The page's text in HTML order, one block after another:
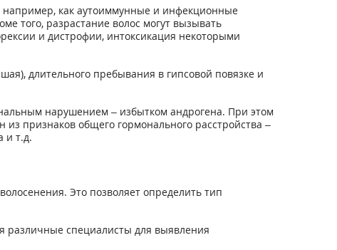
например, как аутоиммунные и инфекционные
того, разрастание волос могут вызывать
и дистрофии, интоксикация некоторыми
длительного пребывания в гипсовой повязке и
нарушением – избытком андрогена. При этом
признаков общего гормонального расстройства –
и т.д.
Это позволяет определить тип
различные специалисты для выявления